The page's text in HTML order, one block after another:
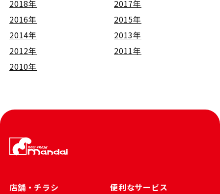
2018年
2017年
2016年
2015年
2014年
2013年
2012年
2011年
2010年
店舗・チラシ
便利なサービス